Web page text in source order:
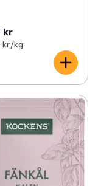
kr
kr /kg